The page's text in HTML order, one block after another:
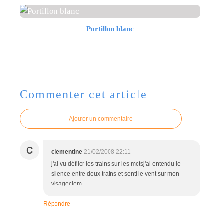
Portillon blanc
Commenter cet article
Ajouter un commentaire
C clementine 21/02/2008 22:11
j'ai vu défiler les trains sur les motsj'ai entendu le
silence entre deux trains et senti le vent sur mon
visageclem
Répondre